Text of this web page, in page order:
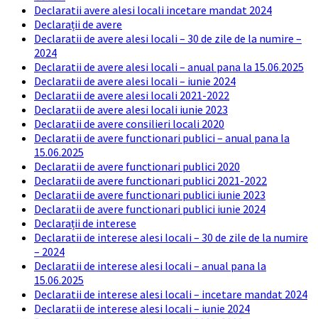
Declaratii avere alesi locali incetare mandat 2024
Declarații de avere
Declaratii de avere alesi locali – 30 de zile de la numire –
2024
Declaratii de avere alesi locali – anual pana la 15.06.2025
Declaratii de avere alesi locali – iunie 2024
Declaratii de avere alesi locali 2021-2022
Declaratii de avere alesi locali iunie 2023
Declaratii de avere consilieri locali 2020
Declaratii de avere functionari publici – anual pana la
15.06.2025
Declaratii de avere functionari publici 2020
Declaratii de avere functionari publici 2021-2022
Declaratii de avere functionari publici iunie 2023
Declaratii de avere functionari publici iunie 2024
Declarații de interese
Declaratii de interese alesi locali – 30 de zile de la numire
– 2024
Declaratii de interese alesi locali – anual pana la
15.06.2025
Declaratii de interese alesi locali – incetare mandat 2024
Declaratii de interese alesi locali – iunie 2024